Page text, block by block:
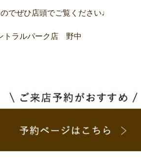
でぜひ店頭でご覧ください♩
トラルパーク店 野中